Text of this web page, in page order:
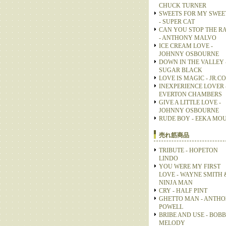
CHUCK TURNER
SWEETS FOR MY
- SUPER CAT
CAN YOU STOP THE
- ANTHONY MALVO
ICE CREAM LOVE -
JOHNNY OSBOURNE
DOWN IN THE VALLEY
SUGAR BLACK
LOVE IS MAGIC -
INEXPERIENCE LOVER
EVERTON CHAMBERS
GIVE A LITTLE LOVE -
JOHNNY OSBOURNE
RUDE BOY - EEKA
売れ筋商品
TRIBUTE - HOPETON
LINDO
YOU WERE MY FIRST
LOVE - WAYNE SMITH
NINJA MAN
CRY - HALF PINT
GHETTO MAN -
POWELL
BRIBE AND USE -
MELODY